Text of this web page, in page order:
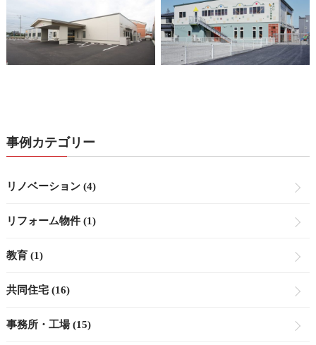
事例カテゴリー
リノベーション (4)
リフォーム物件 (1)
教育 (1)
共同住宅 (16)
事務所・工場 (15)